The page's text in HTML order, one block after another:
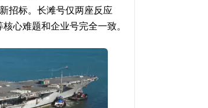
招标。长滩号仅两座反应
心难题和企业号完全一致。